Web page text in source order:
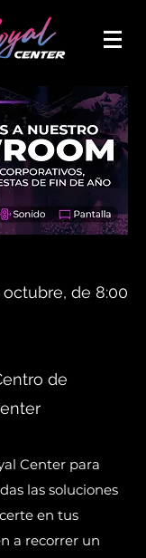
de 8:00
de
Center para
las soluciones
en tus
a recorrer un